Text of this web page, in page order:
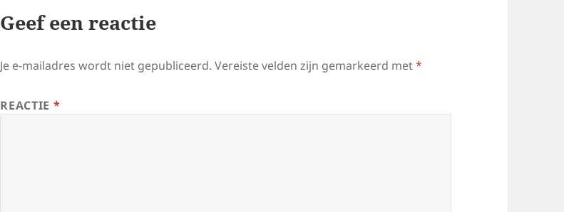
Geef een reactie
Je e-mailadres wordt niet gepubliceerd. Vereiste velden zijn gemarkeerd met*
REACTIE *